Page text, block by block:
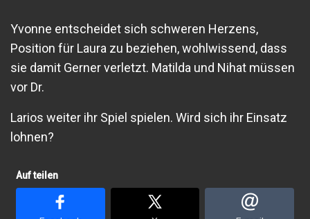
Yvonne entscheidet sich schweren Herzens,
Position für Laura zu beziehen, wohlwissend, dass
sie damit Gerner verletzt. Matilda und Nihat müssen
vor Dr.
Larios weiter ihr Spiel spielen. Wird sich ihr Einsatz
lohnen?
Auf teilen